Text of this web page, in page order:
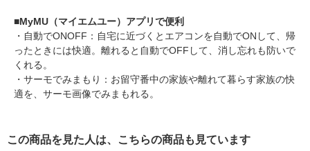
■MyMU（マイエムユー）アプリで便利
・自動でONOFF：自宅に近づくとエアコンを自動でONして、帰
ったときには快適。離れると自動でOFFして、消し忘れも防いで
くれる。
・サーモでみまもり：お留守番中の家族や離れて暮らす家族の快
適を、サーモ画像でみまもれる。
この商品を見た人は、こちらの商品も見ています